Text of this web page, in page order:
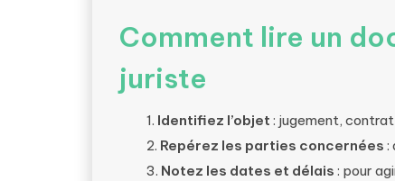
Comment lire un
juriste
Identifiez l’objet : jugement,
Repérez les parties concernées :
Notez les dates et délais : pour